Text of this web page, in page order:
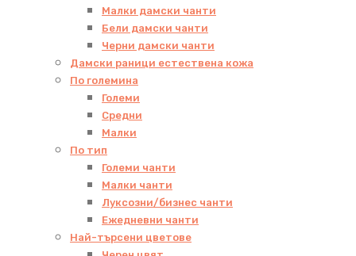
Малки дамски чанти
Бели дамски чанти
Черни дамски чанти
Дамски раници естествена кожа
По големина
Големи
Средни
Малки
По тип
Големи чанти
Малки чанти
Луксозни/бизнес чанти
Ежедневни чанти
Най-търсени цветове